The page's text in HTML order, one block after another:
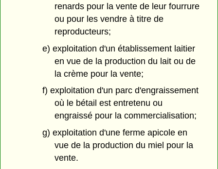
renards pour la vente de leur fourrure
ou pour les vendre à titre de
reproducteurs;
e) exploitation d'un établissement laitier
en vue de la production du lait ou de
la crème pour la vente;
f) exploitation d'un parc d'engraissement
où le bétail est entretenu ou
engraissé pour la commercialisation;
g) exploitation d'une ferme apicole en
vue de la production du miel pour la
vente.